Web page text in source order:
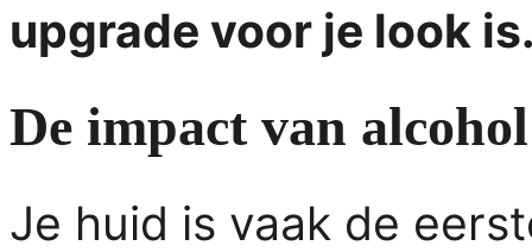
upgrade voor je look
De impact van
Je huid is vaak de